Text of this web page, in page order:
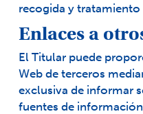
recogida y tratamiento
Enlaces a
El Titular puede
Web de terceros
exclusiva de informar
fuentes de